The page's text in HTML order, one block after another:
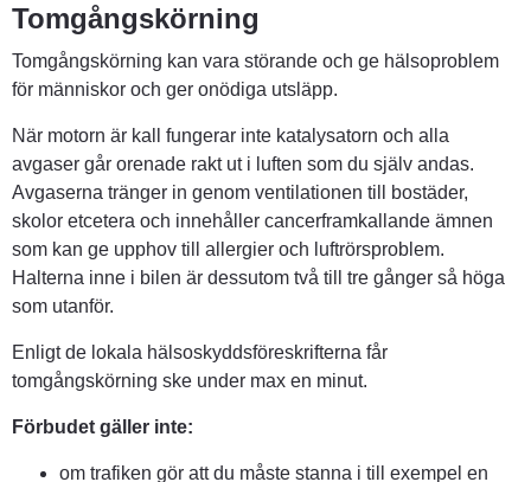
Tomgångskörning
Tomgångskörning kan vara störande och ge hälsoproblem
för människor och ger onödiga utsläpp.
När motorn är kall fungerar inte katalysatorn och alla
avgaser går orenade rakt ut i luften som du själv andas.
Avgaserna tränger in genom ventilationen till bostäder,
skolor etcetera och innehåller cancerframkallande ämnen
som kan ge upphov till allergier och luftrörsproblem.
Halterna inne i bilen är dessutom två till tre gånger så höga
som utanför.
Enligt de lokala hälsoskyddsföreskrifterna får
tomgångskörning ske under max en minut.
Förbudet gäller inte:
om trafiken gör att du måste stanna i till exempel en